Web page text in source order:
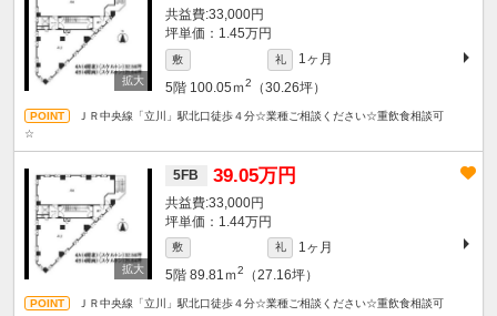
33,000円
坪単価：1.45万円
敷 礼
1ヶ月
5階 100.05ｍ2 （30.26坪）
ＪＲ中央線「立川」駅北口徒歩４分☆業種ご相談ください☆重飲食相談可
☆
5FB 39.05万円
33,000円
坪単価：1.44万円
敷 礼
1ヶ月
5階 89.81ｍ2 （27.16坪）
ＪＲ中央線「立川」駅北口徒歩４分☆業種ご相談ください☆重飲食相談可